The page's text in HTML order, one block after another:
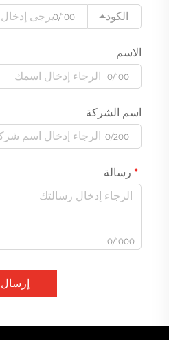
الكود
0/100
الاسم
0/100
اسم الشركة
0/200
رسالة
0/1000
إرسال